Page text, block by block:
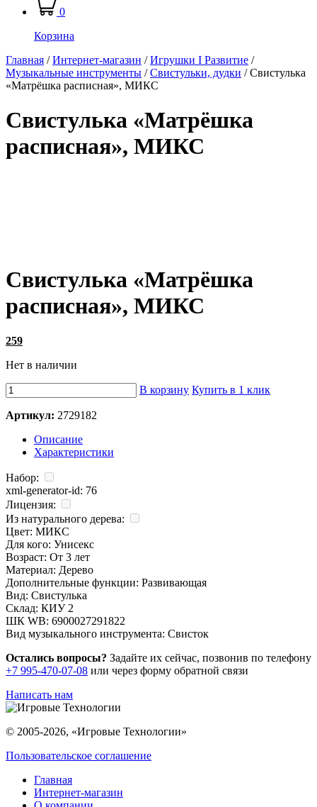
0
Корзина
Главная /Интернет-магазин /Игрушки I Развитие /
Музыкальные инструменты /Свистульки, дудки /Свистулька
«Матрёшка расписная», МИКС
Свистулька «Матрёшка
расписная», МИКС
Свистулька «Матрёшка
расписная», МИКС
259
Нет в наличии
В корзину Купить в 1 клик
Артикул: 2729182
Описание
Характеристики
Набор:
xml-generator-id: 76
Лицензия:
Из натурального дерева:
Цвет: МИКС
Для кого: Унисекс
Возраст: От 3 лет
Материал: Дерево
Дополнительные функции: Развивающая
Вид: Свистулька
Склад: КИУ 2
ШК WB: 6900027291822
Вид музыкального инструмента: Свисток
Остались вопросы? Задайте их сейчас, позвонив по телефону
+7 995-470-07-08 или через форму обратной связи
Написать нам
© 2005-2026, «Игровые Технологии»
Пользовательское соглашение
Главная
Интернет-магазин